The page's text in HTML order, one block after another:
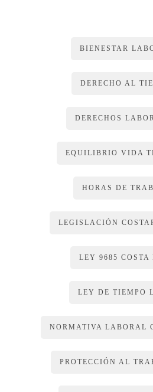
BIENESTAR
DERECHO AL
DERECHOS
EQUILIBRIO VIDA
HORAS DE
LEGISLACIÓN
LEY 9685 COSTA
LEY DE TIEMPO
NORMATIVA LABORAL
PROTECCIÓN AL